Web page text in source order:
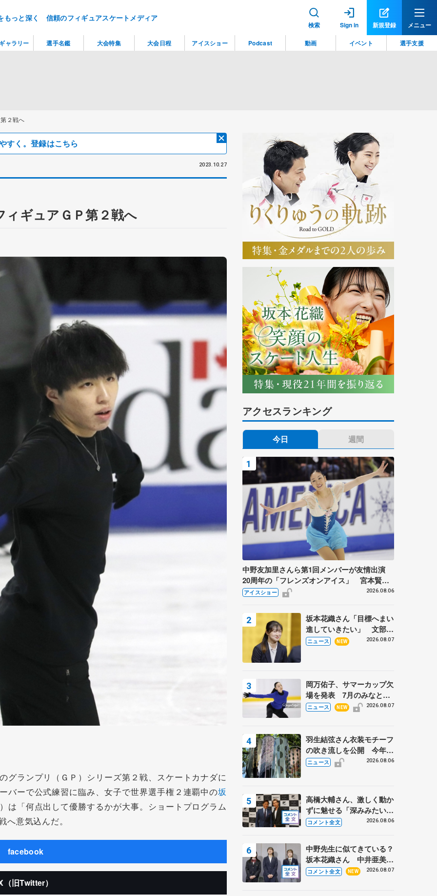
もっと深く 信頼のフィギュアスケートメディア
検索 Sign in 新規登録 メニュー
２戦へ
すく。登録はこちら
2023.10.27
ギュアＧＰ第２戦へ
ランプリ（ＧＰ）シリーズ第２戦、スケートカナダに
バーで公式練習に臨み、女子で世界選手権２連覇中の坂
は「何点出して優勝するかが大事。ショートプログラム
意気込んだ。
facebook
（旧Twitter）
アクセスランキング
今日 週間
中野友加里さんら第1回メンバーが友情出演
20周年の「フレンズオンアイス」 宮本賢二
さん、有川梨絵さん、田村岳斗さんも
アイスショー 2026.08.06
坂本花織さん「目標へまい
進していきたい」 文部科
学省スポーツ表彰式で代表
ニュース NEW 2026.08.07
岡万佑子、サマーカップ欠
場を発表 7月のみなとア
クルス杯は腰痛の影響で
ニュース NEW 2026.08.07
羽生結弦さん衣装モチーフ
の吹き流しを公開 今年は
「春よ、来い」、仙台の瑞
ニュース 2026.08.06
高橋大輔さん、激しく動か
ずに魅せる「深みみたいな
ものは出てきている？」
あい
コメント全文 2026.08.06
中野先生に似てきている？
坂本花織さん 中井亜美は
クリケットのサマーキャン
コメント全文 NEW 2026.08.07
ャラリー 選手名鑑 大会特集 大会日程 アイスショー Podcast 動画 イベント 選手支援